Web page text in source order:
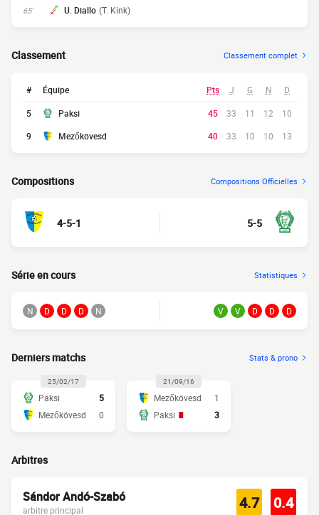
65' U. Diallo (T. Kink)
Classement Classement complet
# Équipe Pts J G N D
5 Paksi 45 33 11 12
10
9
Mezőkövesd 40 33 10 10 13
Compositions Compositions Officielles
4-5-1 5-5
Série en cours Statistiques
N D D D N V V D D D
Derniers matchs Stats & prono
25/02/17
Paksi
5
Mezőkövesd
0
21/09/16
Mezőkövesd
1
Paksi
3
Arbitres
Sándor Andó-Szabó
arbitre principal 4.7 0.4